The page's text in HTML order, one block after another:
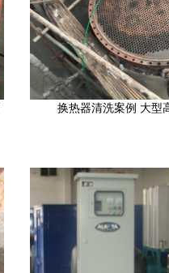
换热器清洗案例 大型